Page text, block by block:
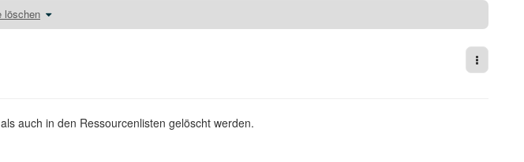
löschen Schalte
den
unter
Ressource
Weitere
auch in den Ressourcenlisten gelöscht werden.